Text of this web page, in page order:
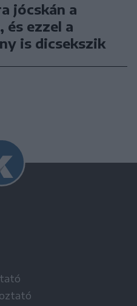
jócskán a
és ezzel a
is dicsekszik